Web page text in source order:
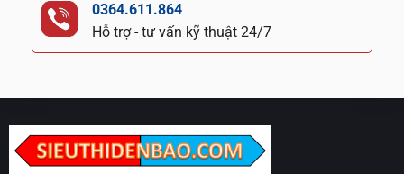
0364.611.864
Hỗ trợ - tư vấn kỹ thuật 24/7